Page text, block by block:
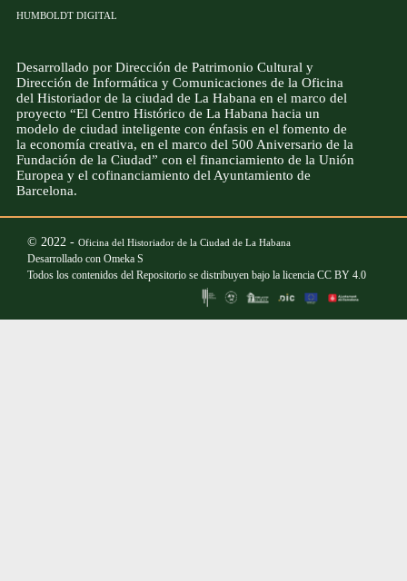
HUMBOLDT DIGITAL
Desarrollado por Dirección de Patrimonio Cultural y
Dirección de Informática y Comunicaciones de la Oficina
del Historiador de la ciudad de La Habana en el marco del
proyecto “El Centro Histórico de La Habana hacia un
modelo de ciudad inteligente con énfasis en el fomento de
la economía creativa, en el marco del 500 Aniversario de la
Fundación de la Ciudad” con el financiamiento de la Unión
Europea y el cofinanciamiento del Ayuntamiento de
Barcelona.
© 2022 - Oficina del Historiador de la Ciudad de La Habana
Desarrollado con Omeka S
Todos los contenidos del Repositorio se distribuyen bajo la licencia CC BY 4.0